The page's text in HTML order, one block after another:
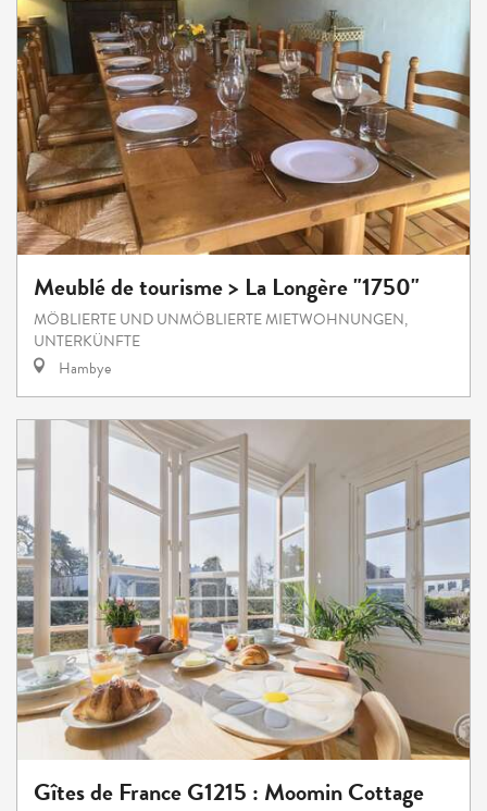
Meublé de tourisme > La Longère "1750"
MÖBLIERTE UND UNMÖBLIERTE MIETWOHNUNGEN,
UNTERKÜNFTE
Hambye
Gîtes de France G1215 : Moomin Cottage